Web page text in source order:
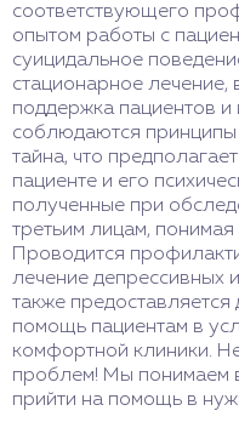
соответствующего
опытом работы с
суицидальное
стационарное
поддержка пациентов и
соблюдаются принципы
тайна, что
пациенте и его
полученные при
третьим лицам,
Проводится
лечение депрессивных
также предоставляется
помощь пациентам в
комфортной клиники.
проблем! Мы понимаем
прийти на помощь в